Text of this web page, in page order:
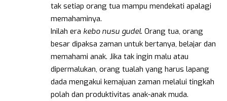
tak setiap orang tua mampu mendekati apalagi
memahaminya.
Inilah era kebo nusu gudel. Orang tua, orang
besar dipaksa zaman untuk bertanya, belajar dan
memahami anak. Jika tak ingin malu atau
dipermalukan, orang tualah yang harus lapang
dada mengakui kemajuan zaman melalui tingkah
polah dan produktivitas anak-anak muda.